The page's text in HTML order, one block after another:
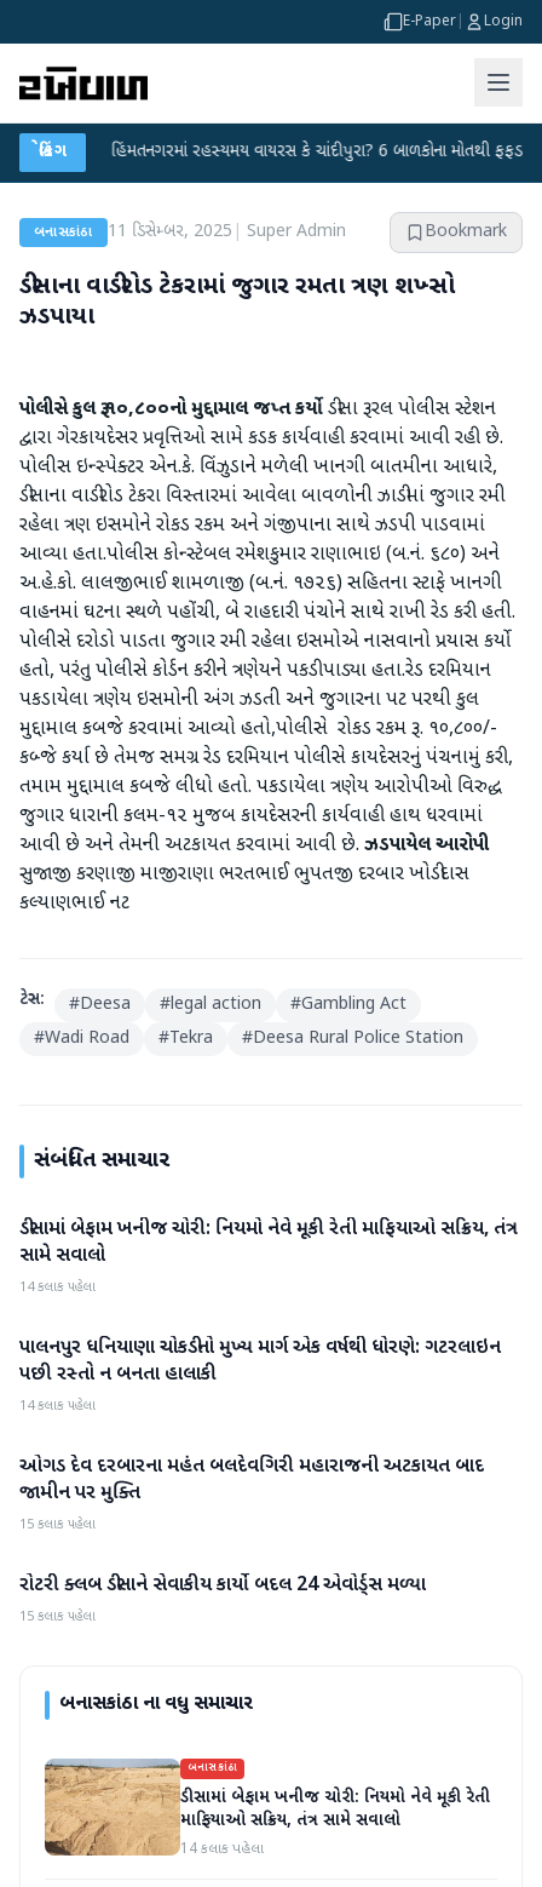
E-Paper Login
બ્રેકિંગ
● હિંમતનગરમાં રહસ્યમય વાયરસ કે ચાંદીપુરા? 6 બાળકોના મોતથી ફફડાટ ●
બનાસકાંઠા 11 ડિસેમ્બર, 2025 Super Admin Bookmark
ડીસાના વાડીરોડ ટેકરામાં જુગાર રમતા ત્રણ શખ્સો
ઝડપાયા
પોલીસે કુલ રૂ.૧૦,૮૦૦નો મુદ્દામાલ જપ્ત કર્યોડીસા રૂરલ પોલીસ સ્ટેશન
દ્વારા ગેરકાયદેસર પ્રવૃત્તિઓ સામે કડક કાર્યવાહી કરવામાં આવી રહી છે.
પોલીસ ઇન્સ્પેક્ટર એન.કે. વિંઝુડાને મળેલી ખાનગી બાતમીના આધારે,
ડીસાના વાડીરોડ ટેકરા વિસ્તારમાં આવેલા બાવળોની ઝાડીમાં જુગાર રમી
રહેલા ત્રણ ઇસમોને રોકડ રકમ અને ગંજીપાના સાથે ઝડપી પાડવામાં
આવ્યા હતા. ​પોલીસ કોન્સ્ટેબલ રમેશકુમાર રાણાભાઇ (બ.નં. ૬૮૦) અને
અ.હે.કો. લાલજીભાઈ શામળાજી (બ.નં. ૧૭૨૬) સહિતના સ્ટાફે ખાનગી
વાહનમાં ઘટના સ્થળે પહોંચી, બે રાહદારી પંચોને સાથે રાખી રેડ કરી હતી.
પોલીસે દરોડો પાડતા જુગાર રમી રહેલા ઇસમોએ નાસવાનો પ્રયાસ કર્યો
હતો, પરંતુ પોલીસે કોર્ડન કરીને ત્રણેયને પકડી પાડ્યા હતા​.રેડ દરમિયાન
પકડાયેલા ત્રણેય ઇસમોની અંગ ઝડતી અને જુગારના પટ પરથી કુલ
મુદ્દામાલ કબજે કરવામાં આવ્યો હતો,પોલીસે રોકડ રકમ રૂ. ૧૦,૮૦૦/-
કબ્જે કર્યા છે ​તેમજ ​સમગ્ર રેડ દરમિયાન પોલીસે કાયદેસરનું પંચનામું કરી,
તમામ મુદ્દામાલ કબજે લીધો હતો. પકડાયેલા ત્રણેય આરોપીઓ વિરુદ્ધ
જુગાર ધારાની કલમ-૧૨ મુજબ કાયદેસરની કાર્યવાહી હાથ ધરવામાં
આવી છે અને તેમની અટકાયત કરવામાં આવી છે. ઝડપાયેલ આરોપી
સુજાજી કરણાજી માજીરાણા ભરતભાઈ ભુપતજી દરબાર ખોડીદાસ
કલ્યાણભાઈ નટ
ટેગ્સ: #Deesa #legal action #Gambling Act
#Wadi Road #Tekra #Deesa Rural Police Station
સંબંધિત સમાચાર
બનાસકાંઠા
ડીસામાં બેફામ ખનીજ ચોરી: નિયમો નેવે મૂકી રેતી માફિયાઓ સક્રિય, તંત્ર
સામે સવાલો
14 કલાક પહેલા
બનાસકાંઠા
પાલનપુર ધનિયાણા ચોકડીનો મુખ્ય માર્ગ એક વર્ષથી ધોરણે: ગટરલાઇન
પછી રસ્તો ન બનતા હાલાકી
14 કલાક પહેલા
બનાસકાંઠા
ઓગડ દેવ દરબારના મહંત બલદેવગિરી મહારાજની અટકાયત બાદ
જામીન પર મુક્તિ
15 કલાક પહેલા
બનાસકાંઠા
રોટરી ક્લબ ડીસાને સેવાકીય કાર્યો બદલ 24 એવોર્ડ્સ મળ્યા
15 કલાક પહેલા
બનાસકાંઠાના વધુ સમાચાર
બનાસકાંઠા
ડીસામાં બેફામ ખનીજ ચોરી: નિયમો નેવે મૂકી રેતી
માફિયાઓ સક્રિય, તંત્ર સામે સવાલો
14 કલાક પહેલા